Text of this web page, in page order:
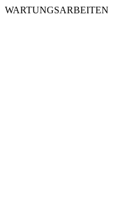
WARTUNGSARBEITEN